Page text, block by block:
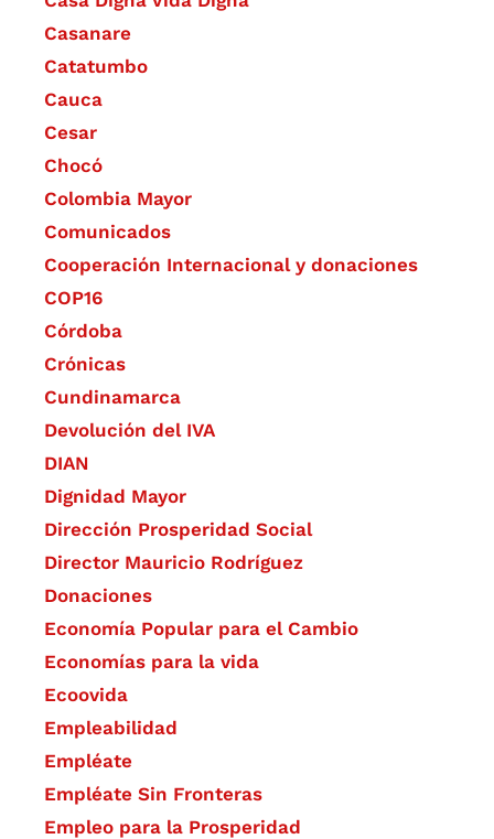
Casanare
Catatumbo
Cauca
Cesar
Chocó
Colombia Mayor
Comunicados
Cooperación Internacional y donaciones
COP16
Córdoba
Crónicas
Cundinamarca
Devolución del IVA
DIAN
Dignidad Mayor
Dirección Prosperidad Social
Director Mauricio Rodríguez
Donaciones
Economía Popular para el Cambio
Economías para la vida
Ecoovida
Empleabilidad
Empléate
Empléate Sin Fronteras
Empleo para la Prosperidad